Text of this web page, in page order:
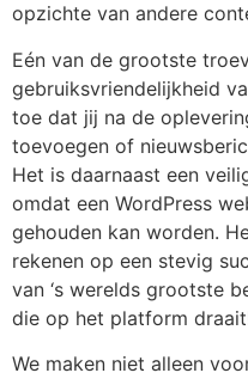
opzichte van andere
Eén van de grootste
gebruiksvriendelijkheid
toe dat jij na de
toevoegen of
Het is daarnaast een
omdat een WordPress
gehouden kan worden.
rekenen op een stevig
van ‘s werelds grootste
die op het platform
We maken niet alleen